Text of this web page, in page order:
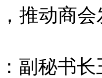
推动商
副秘书